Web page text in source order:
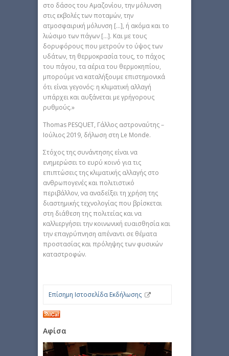
στο δάσος του Αμαζονίου, την μόλυνση
στις εκβολές των ποταμών, την
ατμοσφαιρική μόλυνση […], ή ακόμα και το
λιώσιμο των πάγων […]. Και με τους
δορυφόρους που μετρούν το ύψος των
υδάτων, τη θερμοκρασία τους, το πάχος
του πάγου, τα αέρια του θερμοκηπίου,
μπορούμε να καταλήξουμε επιστημονικά
ότι είναι γεγονός: η κλιματική αλλαγή
υπάρχει και αυξάνεται με γρήγορους
ρυθμούς.»
Thomas PESQUET, Γάλλος αστροναύτης –
Ιούλιος 2019, δήλωση στη Le Monde.
Στόχος της συνάντησης είναι να
ενημερώσει το ευρύ κοινό για τις
επιπτώσεις της κλιματικής αλλαγής στο
ανθρωπογενές και πολιτιστικό
περιβάλλον, να αναδείξει τη χρήση της
διαστημικής τεχνολογίας που βρίσκεται
στη διάθεση της πολιτείας και να
καλλιεργήσει την κοινωνική ευαισθησία και
την επαγρύπνηση απέναντι σε θέματα
προστασίας και πρόληψης των φυσικών
καταστροφών.
Επίσημη Ιστοσελίδα Εκδήλωσης
Αφίσα